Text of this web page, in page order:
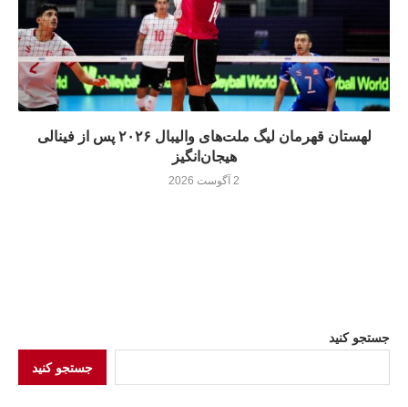
لهستان قهرمان لیگ ملت‌های والیبال ۲۰۲۶ پس از فینالی
هیجان‌انگیز
2 آگوست 2026
جستجو کنید
جستجو کنید